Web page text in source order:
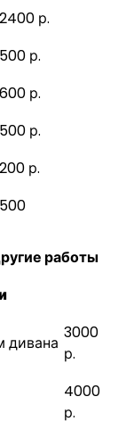
2400 р.
500 р.
600 р.
500 р.
200 р.
500
работы
дивана
3000
р.
4000
р.